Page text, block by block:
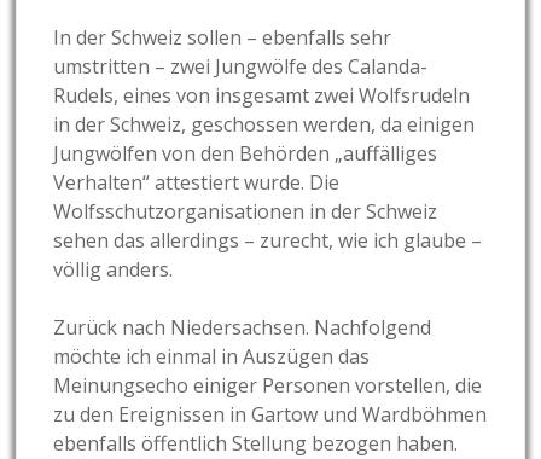
In der Schweiz sollen – ebenfalls sehr
umstritten – zwei Jungwölfe des Calanda-
Rudels, eines von insgesamt zwei Wolfsrudeln
in der Schweiz, geschossen werden, da einigen
Jungwölfen von den Behörden „auffälliges
Verhalten“ attestiert wurde. Die
Wolfsschutzorganisationen in der Schweiz
sehen das allerdings – zurecht, wie ich glaube –
völlig anders.
Zurück nach Niedersachsen. Nachfolgend
möchte ich einmal in Auszügen das
Meinungsecho einiger Personen vorstellen, die
zu den Ereignissen in Gartow und Wardböhmen
ebenfalls öffentlich Stellung bezogen haben.